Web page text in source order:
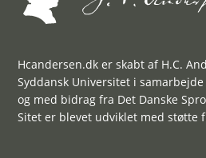
Hcandersen.dk er skabt af H.C.
Syddansk Universitet i
og med bidrag fra Det Danske
Sitet er blevet udviklet med støtte